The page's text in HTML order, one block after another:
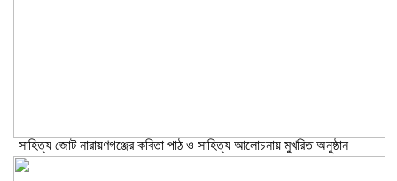
সাহিত্য জোট নারায়ণগঞ্জের কবিতা পাঠ ও সাহিত্য আলোচনায় মুখরিত অনুষ্ঠান